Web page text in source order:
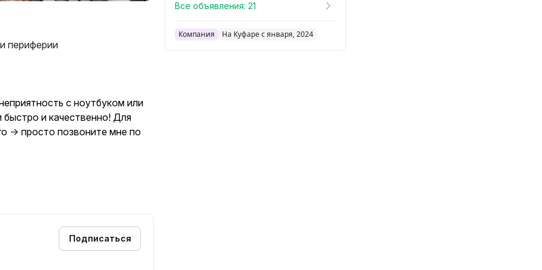
периферии
с ноутбуком или
быстро и качественно! Для
→ просто позвоните мне по
Подписаться
Все объявления: 21
Компания На Куфаре с января, 2024